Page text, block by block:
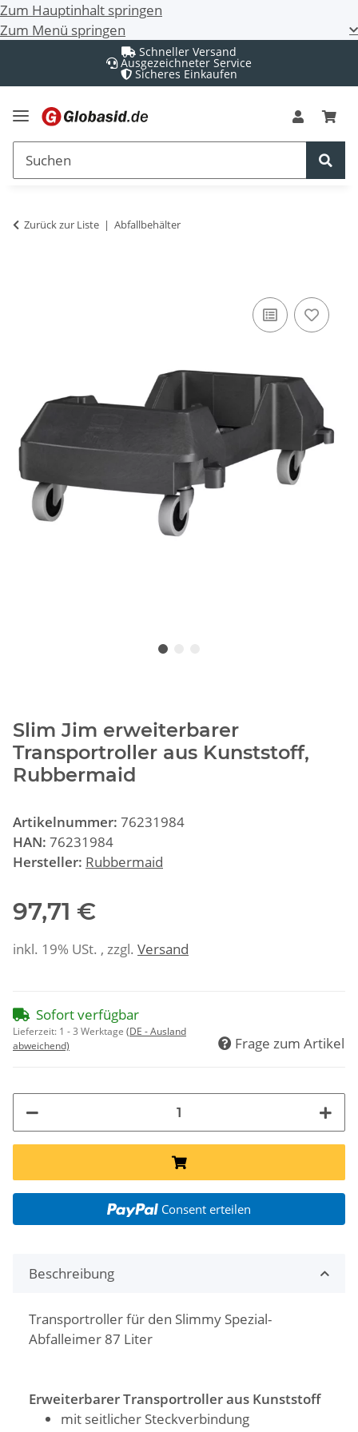
Zum Hauptinhalt springen
Zum Menü springen
Schneller Versand
Ausgezeichneter Service
Sicheres Einkaufen
Zurück zur Liste Abfallbehälter
Slim Jim erweiterbarer
Transportroller aus Kunststoff,
Rubbermaid
Artikelnummer: 76231984
HAN: 76231984
Hersteller: Rubbermaid
97,71 €
inkl. 19% USt. , zzgl. Versand
Sofort verfügbar
Lieferzeit: 1 - 3 Werktage (DE - Ausland
abweichend)
Frage zum Artikel
Consent erteilen
Beschreibung
Transportroller für den Slimmy Spezial-
Abfalleimer 87 Liter
Erweiterbarer Transportroller aus Kunststoff
mit seitlicher Steckverbindung